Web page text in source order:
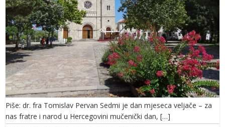
Piše: dr. fra Tomislav Pervan Sedmi je dan mjeseca veljače – za
nas fratre i narod u Hercegovini mučenički dan, […]